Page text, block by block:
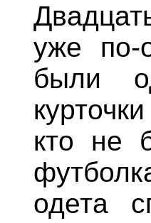
уже по-
были
кто не
одета